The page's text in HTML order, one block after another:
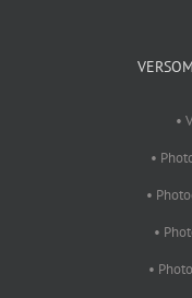
•
•
•
•
•